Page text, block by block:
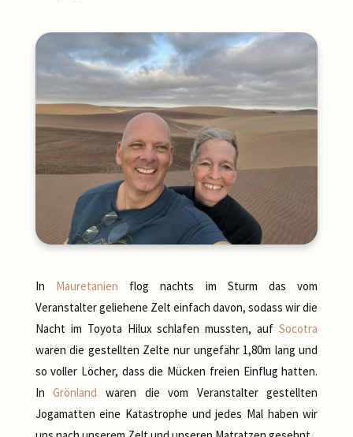
In Mauretanien flog nachts im Sturm das vom
Veranstalter geliehene Zelt einfach davon, sodass wir die
Nacht im Toyota Hilux schlafen mussten, aufSocotra
waren die gestellten Zelte nur ungefähr 1,80m lang und
so voller Löcher, dass die Mücken freien Einflug hatten.
InGrönland waren die vom Veranstalter gestellten
Jogamatten eine Katastrophe und jedes Mal haben wir